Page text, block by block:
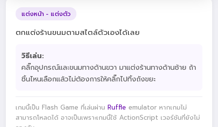
แต่งหน้า - แต่งตัว
ตกแต่งร้านขนมตามสไตล์ตัวเองได้เลย
วิธีเล่น:
คลิ๊กอุปกรณ์และขนมทางด้านขวา มาแต่งร้านทางด้านซ้าย ถ้า
ชิ้นไหนเลือกแล้วไม่ต้องการให้คลิ๊กไปทิ้งถังขยะ
เกมนี้เป็น Flash Game ที่เล่นผ่าน Ruffle emulator หากเกมไม่
สามารถโหลดได้ อาจเป็นเพราะเกมนี้ใช้ ActionScript เวอร์ชันที่ยังไม่